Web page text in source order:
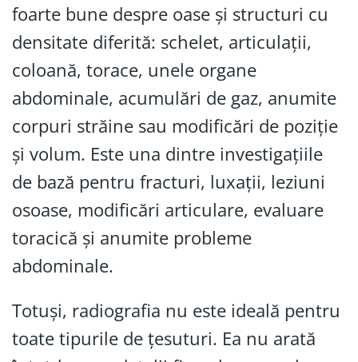
foarte bune despre oase și structuri cu
densitate diferită: schelet, articulații,
coloană, torace, unele organe
abdominale, acumulări de gaz, anumite
corpuri străine sau modificări de poziție
și volum. Este una dintre investigațiile
de bază pentru fracturi, luxații, leziuni
osoase, modificări articulare, evaluare
toracică și anumite probleme
abdominale.
Totuși, radiografia nu este ideală pentru
toate tipurile de țesuturi. Ea nu arată